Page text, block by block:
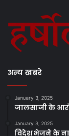
अन्य खबरे
January 3, 2025
जालसाजी के
January 3, 2025
विदेश भेजने के